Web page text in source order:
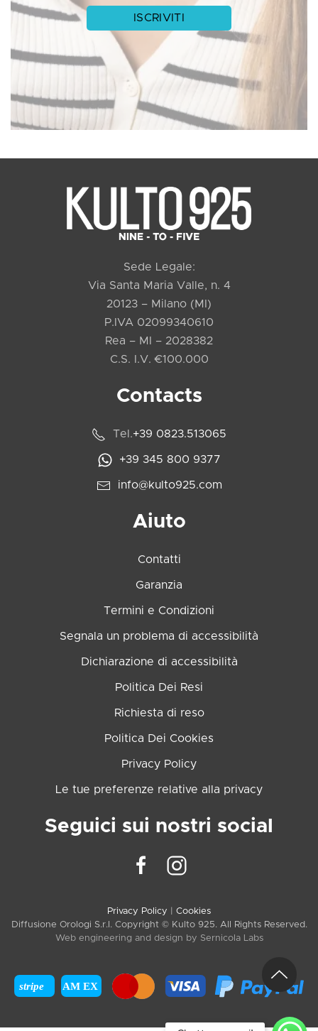
Sede Legale:
Via Santa Maria Valle, n. 4
20123 – Milano (MI)
P.IVA 02099340610
Rea – MI – 2028382
C.S. I.V. €100.000
Contacts
Tel.+39 0823.513065
+39 345 800 9377
info@kulto925.com
Aiuto
Contatti
Garanzia
Termini e Condizioni
Segnala un problema di accessibilità
Dichiarazione di accessibilità
Politica Dei Resi
Richiesta di reso
Politica Dei Cookies
Privacy Policy
Le tue preferenze relative alla privacy
Seguici sui nostri social
Privacy Policy
Cookies
Diffusione Orologi S.r.l. Copyright © Kulto 925. All Rights Reserved.
Web engineering and design by Sernicola Labs
stripe AM EX